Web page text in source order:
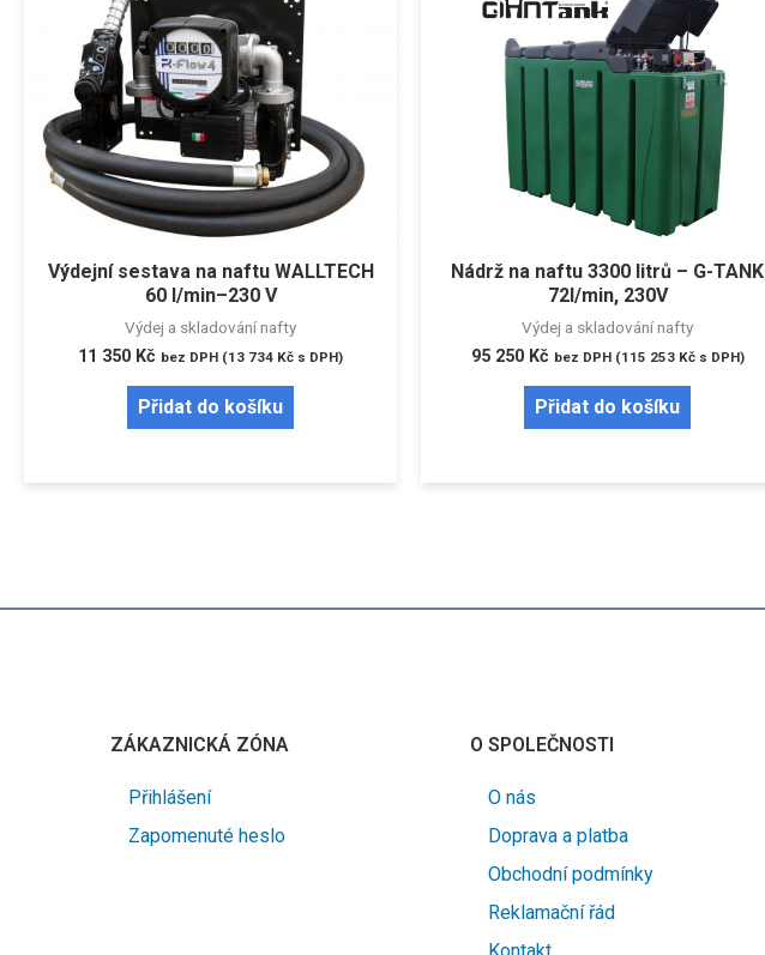
Výdejní sestava na naftu WALLTECH
60 l/min–230 V
Výdej a skladování nafty
11 350 Kč bez DPH (13 734 Kč s DPH)
Přidat do košíku
Nádrž na naftu 3300 litrů – G-TANK
72l/min, 230V
Výdej a skladování nafty
95 250 Kč bez DPH (115 253 Kčs DPH)
Přidat do košíku
ZÁKAZNICKÁ ZÓNA
Přihlášení
Zapomenuté heslo
O SPOLEČNOSTI
O nás
Doprava a platba
Obchodní podmínky
Reklamační řád